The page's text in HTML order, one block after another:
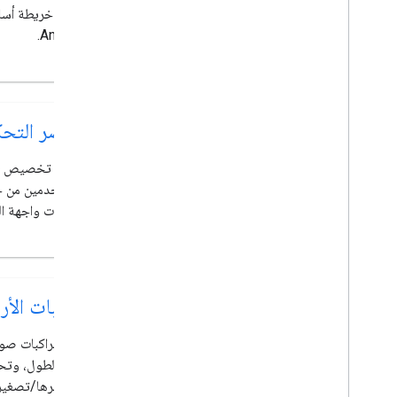
إضافة خريطة
Android.
عناصر
يمكنك تخصيص
المستخدمين
ومكونات
تراكبات
أضف تراكبات
وخط الطول،
أو تكبيرها/